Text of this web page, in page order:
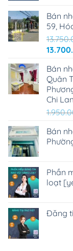
Bán
59,
Giá
là:
Bán
Quân
Chi
Bán
Phần
loạt
Đăng